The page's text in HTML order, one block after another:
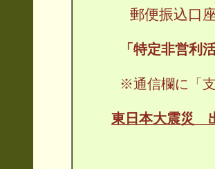
郵便振込口
「特定非営利
※通信欄に「
東日本大震災